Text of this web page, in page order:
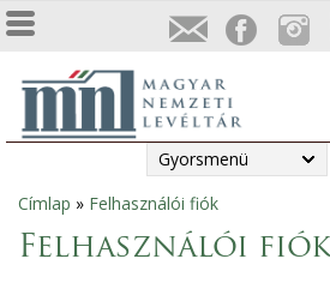
Gyorsmenü
Jelenlegi
hely
Címlap » Felhasználói fiók
Felhasználói fiók